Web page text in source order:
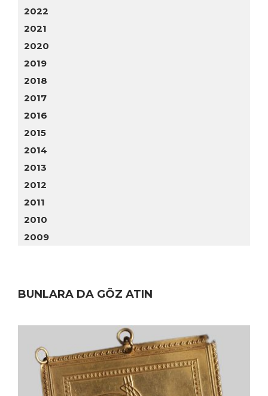
2022
2021
2020
2019
2018
2017
2016
2015
2014
2013
2012
2011
2010
2009
BUNLARA DA GÖZ ATIN